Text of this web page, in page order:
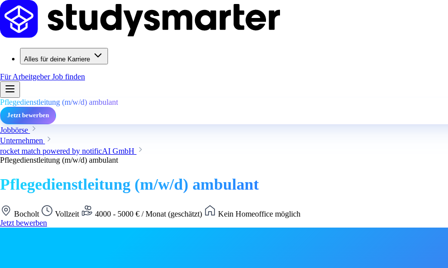
Alles für deine Karriere
Für ArbeitgeberJob finden
Pflegedienstleitung (m/w/d) ambulant
Jetzt bewerben
Jobbörse
Unternehmen
rocket match powered by notificAI GmbH
Pflegedienstleitung (m/w/d) ambulant
Pflegedienstleitung (m/w/d) ambulant
Bocholt Vollzeit 4000 - 5000 € / Monat (geschätzt)
Kein Homeoffice möglich
Jetzt bewerben